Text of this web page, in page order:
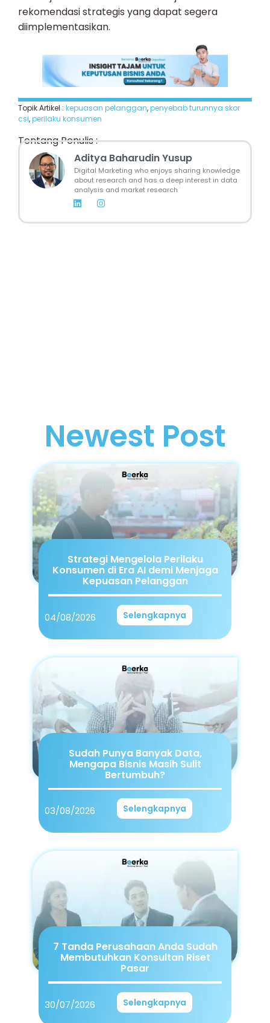
rekomendasi strategis yang dapat segera
diimplementasikan.
Topik Artikel : kepuasan pelanggan,penyebab turunnya skor
csi,perilaku konsumen
Tentang Penulis :
Aditya Baharudin Yusup
Digital Marketing who enjoys sharing knowledge
about research and has a deep interest in data
analysis and market research
Newest Post
Strategi Mengelola Perilaku
Konsumen di Era AI demi Menjaga
Kepuasan Pelanggan
04/08/2026 Selengkapnya
Sudah Punya Banyak Data,
Mengapa Bisnis Masih Sulit
Bertumbuh?
03/08/2026 Selengkapnya
7 Tanda Perusahaan Anda Sudah
Membutuhkan Konsultan Riset
Pasar
30/07/2026 Selengkapnya